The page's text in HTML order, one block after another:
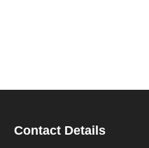
Contact Details